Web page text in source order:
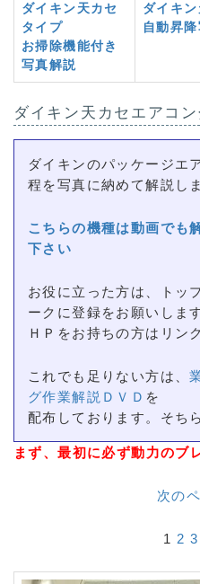
ダイキン天カセ
タイプ
お掃除機能付き
写真解説
ダイキン
自動昇
ダイキン天カセエアコ
ダイキンのパッケージエ
程を写真に納めて解説し
こちらの機種は動画でも
下さい
お役に立った方は、トッ
ークに登録をお願いします
ＨＰをお持ちの方はリン
これでも足りない方は、
グ作業解説ＤＶＤ を
配布しております。そち
まず、最初に必ず動力のブ
次の
1 2 3